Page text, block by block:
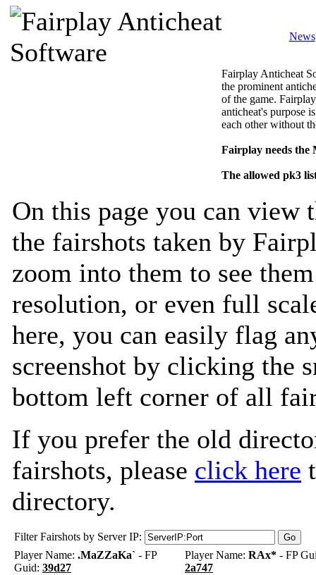
News
Fairplay Anticheat
the prominent
of the game.
anticheat's purpose
each other without
Fairplay needs
The allowed pk3
On this page you can view
the fairshots taken by
zoom into them to see
resolution, or even full
here, you can easily flag
screenshot by clicking the
bottom left corner of all
If you prefer the old
fairshots, please click here
directory.
Filter Fairshots by Server IP:
Player Name: .MaZZaKa` - FP
Guid: 39d27
Player Name: RAx* - FP
2a747